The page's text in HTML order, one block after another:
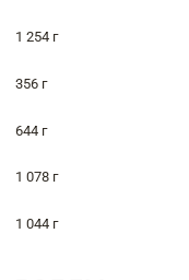
1 254 г
356 г
644 г
1 078 г
1 044 г